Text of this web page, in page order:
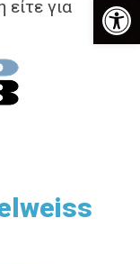
είτε για